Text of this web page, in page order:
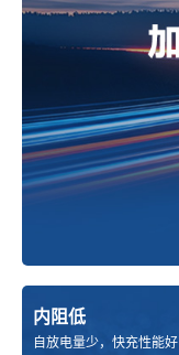
内阻低
自放电量少，快充性能好